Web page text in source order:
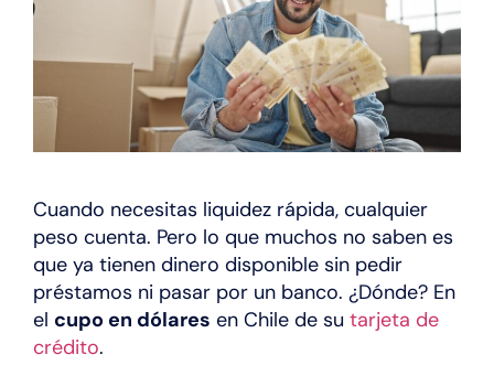
Cuando necesitas liquidez rápida, cualquier
peso cuenta. Pero lo que muchos no saben es
que ya tienen dinero disponible sin pedir
préstamos ni pasar por un banco. ¿Dónde? En
el cupo en dólares en Chile de su tarjeta de
crédito.